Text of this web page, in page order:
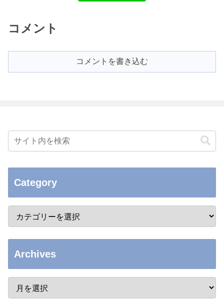
コメント
コメントを書き込む
Category
Archives